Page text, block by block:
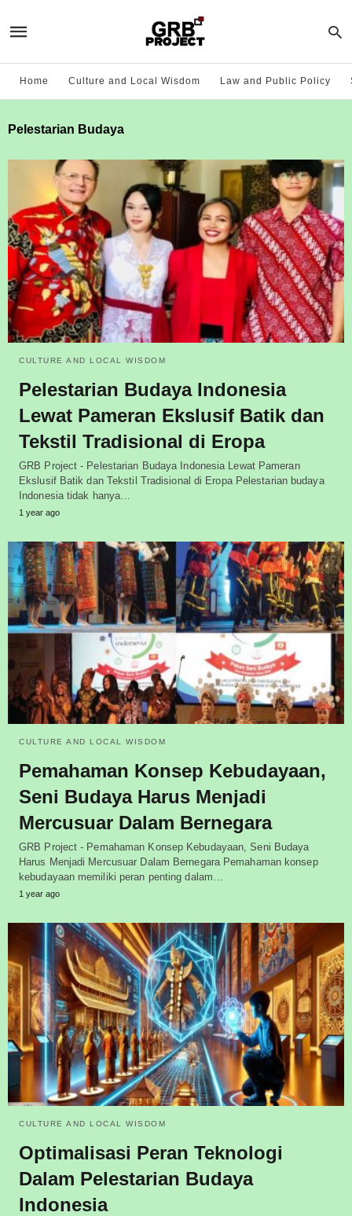
Home Culture and Local Wisdom Law and Public Policy
Pelestarian Budaya
CULTURE AND LOCAL WISDOM
Pelestarian Budaya Indonesia
Lewat Pameran Ekslusif Batik dan
Tekstil Tradisional di Eropa
GRB Project - Pelestarian Budaya Indonesia Lewat Pameran
Ekslusif Batik dan Tekstil Tradisional di Eropa Pelestarian budaya
Indonesia tidak hanya…
1 year ago
CULTURE AND LOCAL WISDOM
Pemahaman Konsep Kebudayaan,
Seni Budaya Harus Menjadi
Mercusuar Dalam Bernegara
GRB Project - Pemahaman Konsep Kebudayaan, Seni Budaya
Harus Menjadi Mercusuar Dalam Bernegara Pemahaman konsep
kebudayaan memiliki peran penting dalam…
1 year ago
CULTURE AND LOCAL WISDOM
Optimalisasi Peran Teknologi
Dalam Pelestarian Budaya
Indonesia